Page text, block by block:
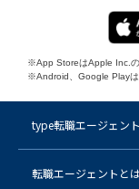
※App StoreはApple Inc.の
※Android、Google Playは
type転職エージェン
転職エージェントと